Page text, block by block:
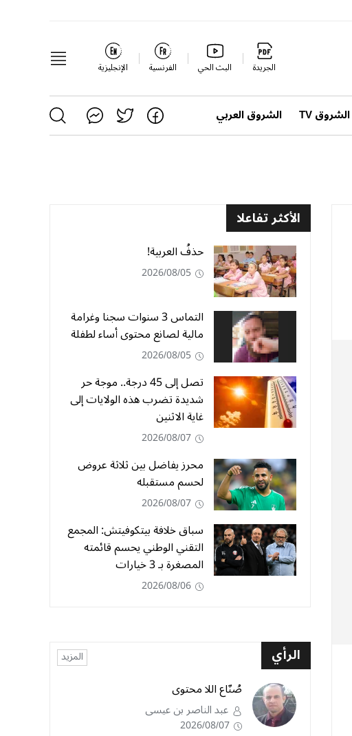
الجريدة البث الحي الفرنسية الإنجليزية
الشروق TV الشروق العربي
الأكثر تفاعلا
حذفُ العربية!
2026/08/05
التماس 3 سنوات سجنا وغرامة
مالية لصانع محتوى أساء لطفلة
2026/08/05
تصل إلى 45 درجة.. موجة حر
شديدة تضرب هذه الولايات إلى
غاية الاثنين
2026/08/07
محرز يفاضل بين ثلاثة عروض
لحسم مستقبله
2026/08/07
سباق خلافة بيتكوفيتش: المجمع
التقني الوطني يحسم قائمته
المصغرة بـ 3 خيارات
2026/08/06
الرأي المزيد
صُنّاع اللا محتوى
عبد الناصر بن عيسى
2026/08/07